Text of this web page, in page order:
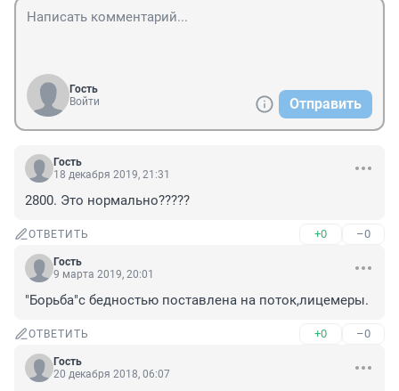
Гость
Войти
Отправить
Гость
18 декабря 2019, 21:31
2800. Это нормально?????
ОТВЕТИТЬ +0 –0
Гость
9 марта 2019, 20:01
"Борьба"с бедностью поставлена на поток,лицемеры.
ОТВЕТИТЬ +0 –0
Гость
20 декабря 2018, 06:07